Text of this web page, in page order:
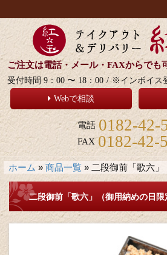
ご注文は電話・メール・FAXからでも
受付時間 9：00 〜 18：00 / ※インボイス
Webで相談
電話 0182-42-
FAX 0182-42-
ホーム » 商品一覧 » 二段御前「歌六」
二段御前「歌六」（御用納めの日限